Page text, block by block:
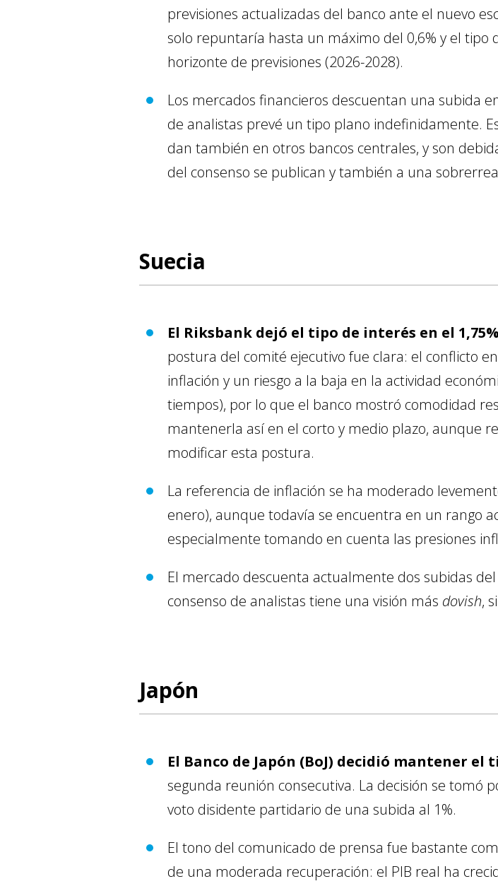
previsiones actualizadas del banco ante el nuevo
solo repuntaría hasta un máximo del 0,6% y el
horizonte de previsiones (2026-2028).
Los mercados financieros descuentan una subida
de analistas prevé un tipo plano indefinidamente.
dan también en otros bancos centrales, y son
del consenso se publican y también a una
Suecia
El Riksbank dejó el tipo de interés en el
postura del comité ejecutivo fue clara: el conflicto
inflación y un riesgo a la baja en la actividad
tiempos), por lo que el banco mostró comodidad
mantenerla así en el corto y medio plazo, aunque
modificar esta postura.
La referencia de inflación se ha moderado
enero), aunque todavía se encuentra en un rango
especialmente tomando en cuenta las presiones
El mercado descuenta actualmente dos subidas
consenso de analistas tiene una visión más dovish,
Japón
El Banco de Japón (BoJ) decidió mantener
segunda reunión consecutiva. La decisión se tomó
voto disidente partidario de una subida al 1%.
El tono del comunicado de prensa fue bastante
de una moderada recuperación: el PIB real ha